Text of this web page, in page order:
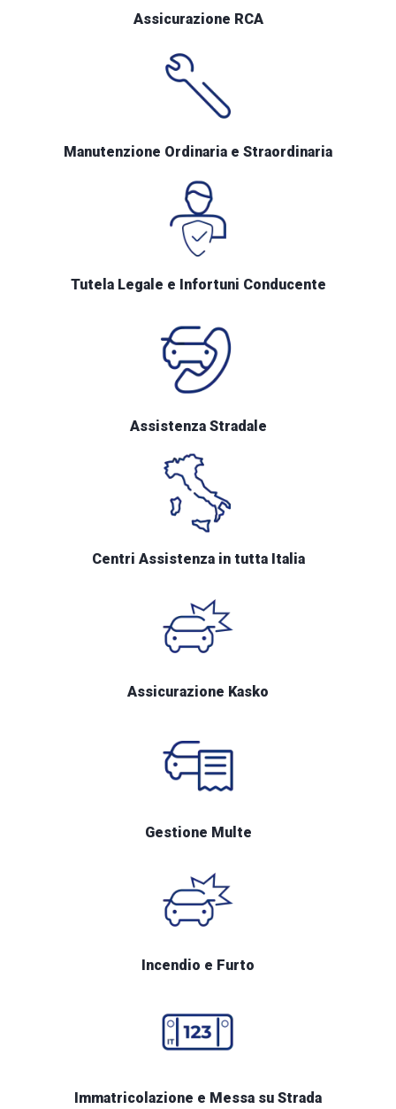
Assicurazione RCA
Manutenzione Ordinaria e Straordinaria
Tutela Legale e Infortuni Conducente
Assistenza Stradale
Centri Assistenza in tutta Italia
Assicurazione Kasko
Gestione Multe
Incendio e Furto
Immatricolazione e Messa su Strada